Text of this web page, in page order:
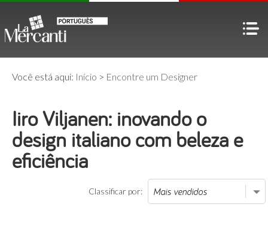
Você está aqui: Início > Encontre um Designer
Iiro Viljanen: inovando o
design italiano com beleza e
eficiência
Classificar por: